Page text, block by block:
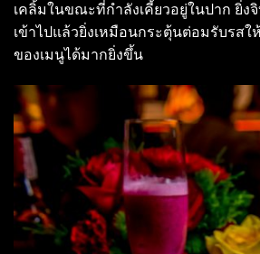
เคลิ้มในขณะที่กำลังเคี้ยวอยู่ในปาก ยิ่งจิ
เข้าไปแล้วยิ่งเหมือนกระตุ้นต่อมรับรส
ของเมนูได้มากยิ่งขึ้น